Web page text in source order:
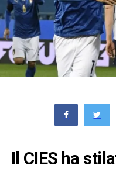
Il CIES ha